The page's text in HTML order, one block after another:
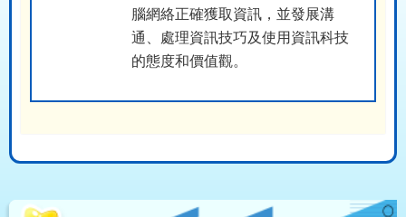
腦網絡正確獲取資訊，並發展溝
通、處理資訊技巧及使用資訊科技
的態度和價值觀。